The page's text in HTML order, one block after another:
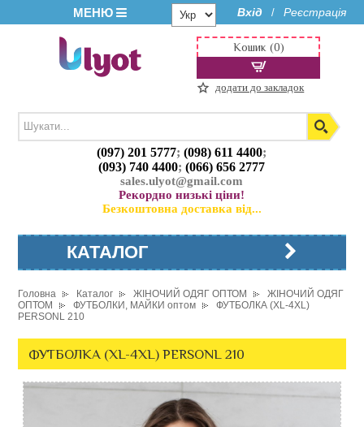
МЕНЮ Вхід / Реєстрація
(097) 201 5777;(098) 611 4400;
(093) 740 4400;(066) 656 2777
sales.ulyot@gmail.com
Рекордно низькі ціни!
Безкоштовна доставка від...
Кошик (0)
додати до закладок
КАТАЛОГ
Головна Каталог ЖІНОЧИЙ ОДЯГ ОПТОМ
ЖІНОЧИЙ ОДЯГ
ОПТОМ
ФУТБОЛКИ, МАЙКИ оптом
ФУТБОЛКА (XL-4XL)
PERSONL 210
ФУТБОЛКА (XL-4XL) PERSONL 210